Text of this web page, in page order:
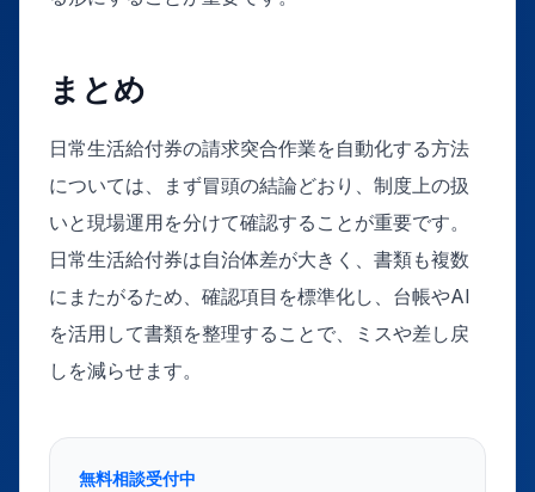
まとめ
日常生活給付券の請求突合作業を自動化する方法
については、まず冒頭の結論どおり、制度上の扱
いと現場運用を分けて確認することが重要です。
日常生活給付券は自治体差が大きく、書類も複数
にまたがるため、確認項目を標準化し、台帳やAI
を活用して書類を整理することで、ミスや差し戻
しを減らせます。
無料相談受付中